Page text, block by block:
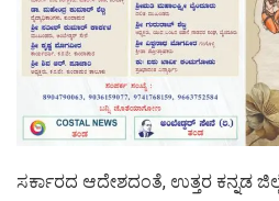
ಸರ್ಕಾರದ ಆದೇಶದಂತೆ, ಉತ್ತರ ಕನ್ನಡ